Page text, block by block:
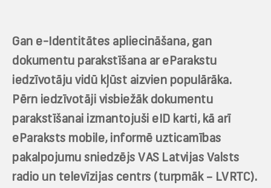
Gan e-Identitātes apliecināšana, gan
dokumentu parakstīšana ar eParakstu
iedzīvotāju vidū kļūst aizvien populārāka.
Pērn iedzīvotāji visbiežāk dokumentu
parakstīšanai izmantojuši eID karti, kā arī
eParaksts mobile, informē uzticamības
pakalpojumu sniedzējs VAS Latvijas Valsts
radio un televīzijas centrs (turpmāk – LVRTC).